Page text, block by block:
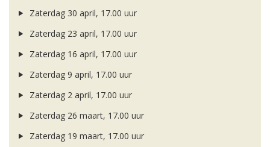
Zaterdag 30 april, 17.00 uur
Zaterdag 23 april, 17.00 uur
Zaterdag 16 april, 17.00 uur
Zaterdag 9 april, 17.00 uur
Zaterdag 2 april, 17.00 uur
Zaterdag 26 maart, 17.00 uur
Zaterdag 19 maart, 17.00 uur